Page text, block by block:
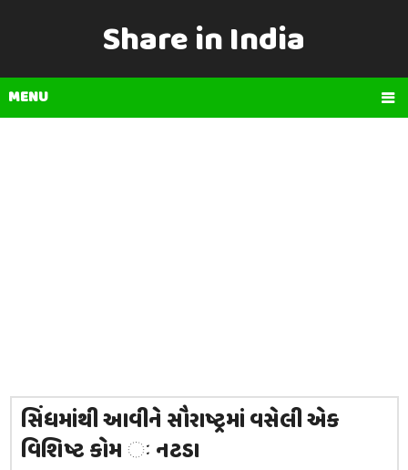
Share in India
MENU
સિંધમાંથી આવીને સૌરાષ્ટ્રમાં વસેલી એક
વિશિષ્ટ કોમ ઃ નટડા